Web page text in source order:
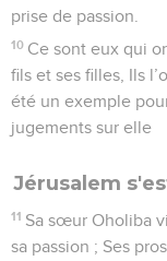
prise de passion.
10 Ce sont eux qui
fils et ses filles, Ils
été un exemple
jugements sur elle
Jérusalem
11 Sa sœur Oholiba
sa passion ; Ses